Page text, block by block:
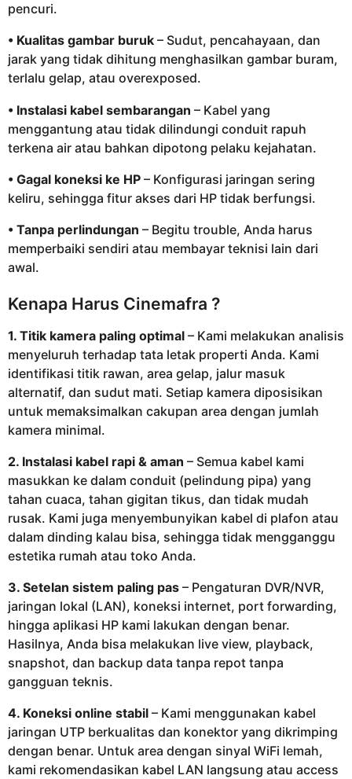
pencuri.
• Kualitas gambar buruk – Sudut, pencahayaan, dan
jarak yang tidak dihitung menghasilkan gambar buram,
terlalu gelap, atau overexposed.
• Instalasi kabel sembarangan – Kabel yang
menggantung atau tidak dilindungi conduit rapuh
terkena air atau bahkan dipotong pelaku kejahatan.
• Gagal koneksi ke HP – Konfigurasi jaringan sering
keliru, sehingga fitur akses dari HP tidak berfungsi.
• Tanpa perlindungan – Begitu trouble, Anda harus
memperbaiki sendiri atau membayar teknisi lain dari
awal.
Kenapa Harus Cinemafra ?
1. Titik kamera paling optimal – Kami melakukan analisis
menyeluruh terhadap tata letak properti Anda. Kami
identifikasi titik rawan, area gelap, jalur masuk
alternatif, dan sudut mati. Setiap kamera diposisikan
untuk memaksimalkan cakupan area dengan jumlah
kamera minimal.
2. Instalasi kabel rapi & aman – Semua kabel kami
masukkan ke dalam conduit (pelindung pipa) yang
tahan cuaca, tahan gigitan tikus, dan tidak mudah
rusak. Kami juga menyembunyikan kabel di plafon atau
dalam dinding kalau bisa, sehingga tidak mengganggu
estetika rumah atau toko Anda.
3. Setelan sistem paling pas – Pengaturan DVR/NVR,
jaringan lokal (LAN), koneksi internet, port forwarding,
hingga aplikasi HP kami lakukan dengan benar.
Hasilnya, Anda bisa melakukan live view, playback,
snapshot, dan backup data tanpa repot tanpa
gangguan teknis.
4. Koneksi online stabil – Kami menggunakan kabel
jaringan UTP berkualitas dan konektor yang dikrimping
dengan benar. Untuk area dengan sinyal WiFi lemah,
kami rekomendasikan kabel LAN langsung atau access